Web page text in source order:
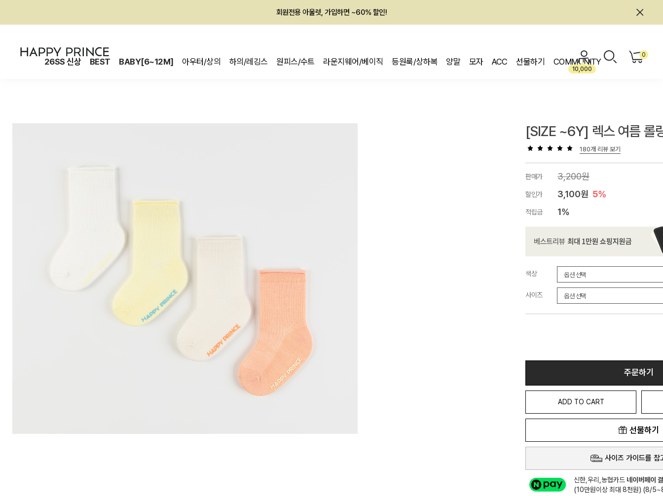
회원전용 아울렛, 가입하면 ~60% 할인!
26SS 신상 BEST BABY[6~12M] 아우터/상의 하의/레깅스 원피스/수트 라운지웨어/베이직 등원룩/상하복 양말 모자 ACC 선물하기 COMMUNITY
10,000
0
[SIZE ~6Y] 렉스 여름 롤
180개 리뷰 보기
판매가 3,200원
할인가 3,100원 5%
적립금 1%
색상
사이즈
주문하기
ADD TO CART
선물하기
사이즈 가이드를 참
신한,우리,농협카드 네이버페이
(10만원이상 최대 8천원) (8/